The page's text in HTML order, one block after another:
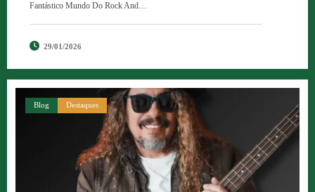
Fantástico Mundo Do Rock And…
29/01/2026
Blog Destaques